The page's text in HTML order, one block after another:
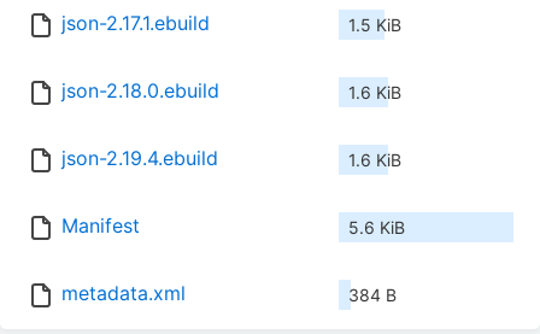
json-2.17.1.ebuild 1.5 KiB
json-2.18.0.ebuild 1.6 KiB
json-2.19.4.ebuild 1.6 KiB
Manifest 5.6 KiB
metadata.xml 384 B